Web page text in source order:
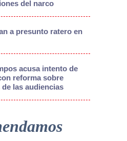
del narco
a presunto ratero en
acusa intento de
reforma sobre
las audiencias